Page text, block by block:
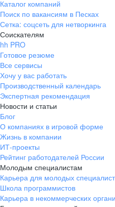
Каталог компаний
Поиск по вакансиям в Песках
Сетка: соцсеть для нетворкинга
Соискателям
hh PRO
Готовое резюме
Все сервисы
Хочу у вас работать
Производственный календарь
Экспертная рекомендация
Новости и статьи
Блог
О компаниях в игровой форме
Жизнь в компании
ИТ-проекты
Рейтинг работодателей России
Молодым специалистам
Карьера для молодых
Школа программистов
Карьера в некоммерческих